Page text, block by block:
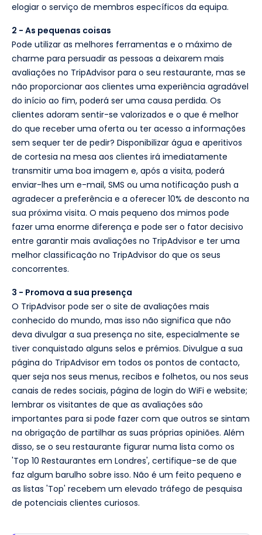
elogiar o serviço de membros específicos da equipa.
2 - As pequenas coisas
Pode utilizar as melhores ferramentas e o máximo de
charme para persuadir as pessoas a deixarem mais
avaliações no TripAdvisor para o seu restaurante, mas se
não proporcionar aos clientes uma experiência agradável
do início ao fim, poderá ser uma causa perdida. Os
clientes adoram sentir-se valorizados e o que é melhor
do que receber uma oferta ou ter acesso a informações
sem sequer ter de pedir? Disponibilizar água e aperitivos
de cortesia na mesa aos clientes irá imediatamente
transmitir uma boa imagem e, após a visita, poderá
enviar-lhes um e-mail, SMS ou uma notificação push a
agradecer a preferência e a oferecer 10% de desconto na
sua próxima visita. O mais pequeno dos mimos pode
fazer uma enorme diferença e pode ser o fator decisivo
entre garantir mais avaliações no TripAdvisor e ter uma
melhor classificação no TripAdvisor do que os seus
concorrentes.
3 - Promova a sua presença
O TripAdvisor pode ser o site de avaliações mais
conhecido do mundo, mas isso não significa que não
deva divulgar a sua presença no site, especialmente se
tiver conquistado alguns selos e prémios. Divulgue a sua
página do TripAdvisor em todos os pontos de contacto,
quer seja nos seus menus, recibos e folhetos, ou nos seus
canais de redes sociais, página de login do WiFi e website;
lembrar os visitantes de que as avaliações são
importantes para si pode fazer com que outros se sintam
na obrigação de partilhar as suas próprias opiniões. Além
disso, se o seu restaurante figurar numa lista como os
'Top 10 Restaurantes em Londres', certifique-se de que
faz algum barulho sobre isso. Não é um feito pequeno e
as listas 'Top' recebem um elevado tráfego de pesquisa
de potenciais clientes curiosos.